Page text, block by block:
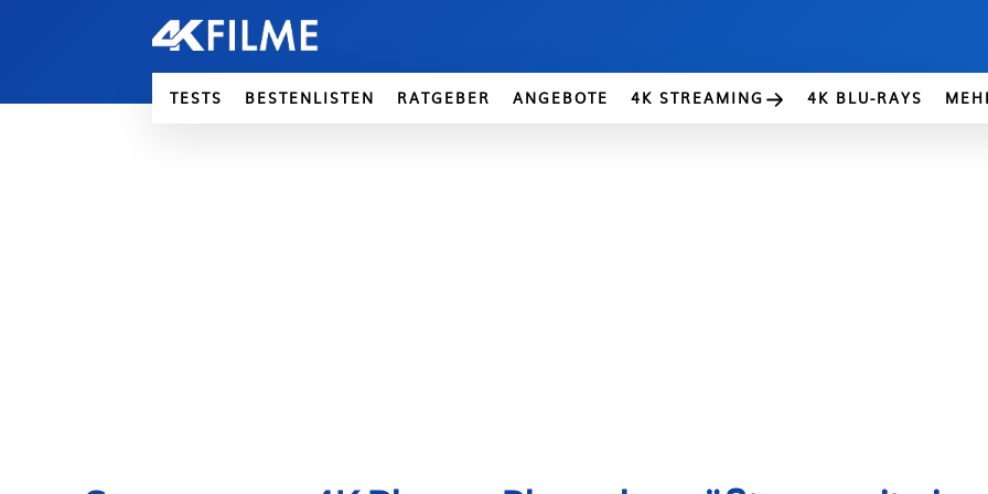
TESTS BESTENLISTEN RATGEBER ANGEBOTE 4K STREAMING 4K BLU-RAYS